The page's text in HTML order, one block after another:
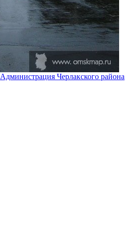
Администрация Черлакского района